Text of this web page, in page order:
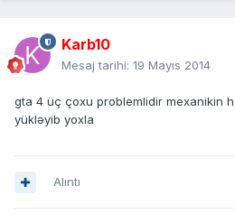
Karb10
Mesaj tarihi: 19 Mayıs 2014
gta 4 üç çoxu problemlidir mexanikin
yükləyib yoxla
Alıntı